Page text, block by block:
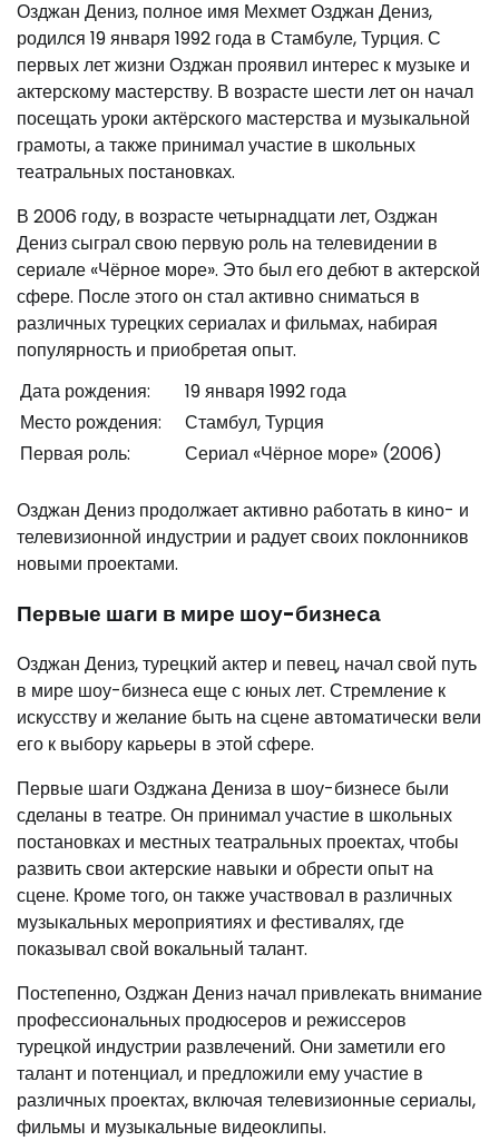
Озджан Дениз, полное имя Мехмет Озджан Дениз,
родился 19 января 1992 года в Стамбуле, Турция. С
первых лет жизни Озджан проявил интерес к музыке и
актерскому мастерству. В возрасте шести лет он начал
посещать уроки актёрского мастерства и музыкальной
грамоты, а также принимал участие в школьных
театральных постановках.
В 2006 году, в возрасте четырнадцати лет, Озджан
Дениз сыграл свою первую роль на телевидении в
сериале «Чёрное море». Это был его дебют в актерской
сфере. После этого он стал активно сниматься в
различных турецких сериалах и фильмах, набирая
популярность и приобретая опыт.
Дата рождения:
19 января 1992 года
Место рождения:
Стамбул, Турция
Первая роль:
Сериал «Чёрное море» (2006)
Озджан Дениз продолжает активно работать в кино- и
телевизионной индустрии и радует своих поклонников
новыми проектами.
Первые шаги в мире шоу-бизнеса
Озджан Дениз, турецкий актер и певец, начал свой путь
в мире шоу-бизнеса еще с юных лет. Стремление к
искусству и желание быть на сцене автоматически вели
его к выбору карьеры в этой сфере.
Первые шаги Озджана Дениза в шоу-бизнесе были
сделаны в театре. Он принимал участие в школьных
постановках и местных театральных проектах, чтобы
развить свои актерские навыки и обрести опыт на
сцене. Кроме того, он также участвовал в различных
музыкальных мероприятиях и фестивалях, где
показывал свой вокальный талант.
Постепенно, Озджан Дениз начал привлекать внимание
профессиональных продюсеров и режиссеров
турецкой индустрии развлечений. Они заметили его
талант и потенциал, и предложили ему участие в
различных проектах, включая телевизионные сериалы,
фильмы и музыкальные видеоклипы.